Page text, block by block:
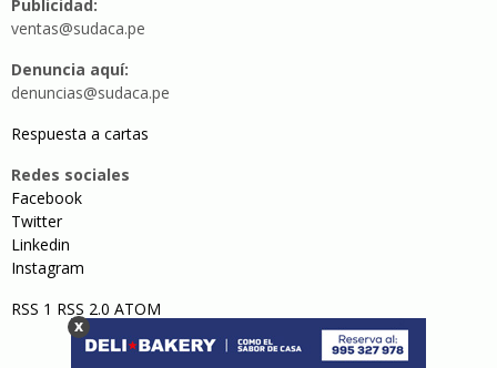
Publicidad:
ventas@sudaca.pe
Denuncia aquí:
denuncias@sudaca.pe
Respuesta a cartas
Redes sociales
Facebook
Twitter
Linkedin
Instagram
RSS 1 RSS 2.0 ATOM
x